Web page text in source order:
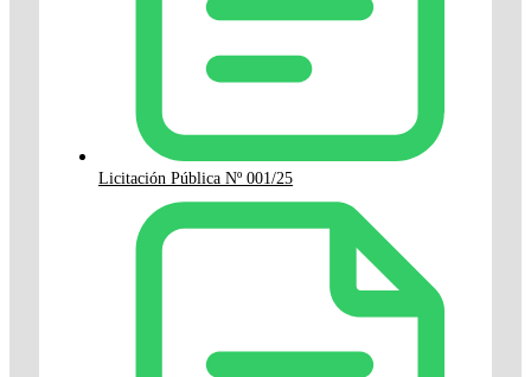
Licitación Pública Nº 001/25